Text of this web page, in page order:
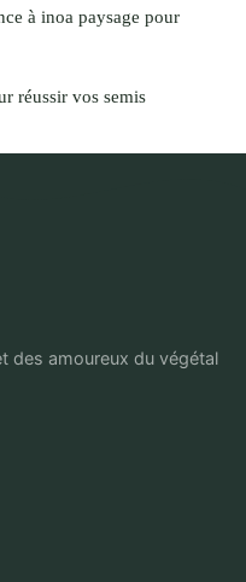
à inoa paysage pour
réussir vos semis
des amoureux du végétal